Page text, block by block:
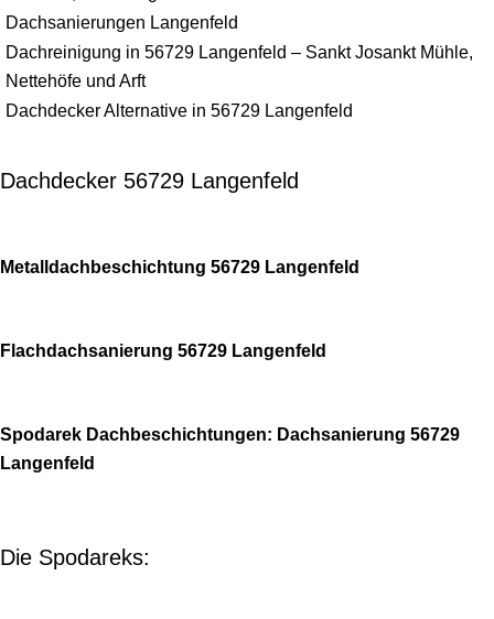
Dachsanierungen Langenfeld
Dachreinigung in 56729 Langenfeld – Sankt Josankt Mühle,
Nettehöfe und Arft
Dachdecker Alternative in 56729 Langenfeld
Dachdecker 56729 Langenfeld
Metalldachbeschichtung 56729 Langenfeld
Flachdachsanierung 56729 Langenfeld
Spodarek Dachbeschichtungen: Dachsanierung 56729
Langenfeld
Die Spodareks: